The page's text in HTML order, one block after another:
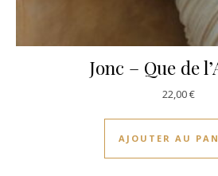
Jonc – Que de
22,00€
AJOUTER AU